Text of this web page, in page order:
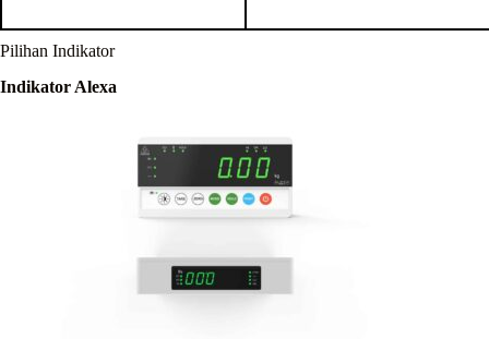
Pilihan Indikator
Indikator Alexa